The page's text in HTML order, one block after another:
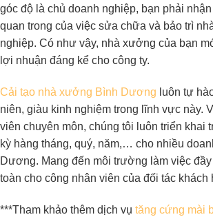
góc độ là chủ doanh nghiệp, bạn phải
quan trong của việc sửa chữa và bảo trì
nghiệp. Có như vậy, nhà xưởng của bạn
lợi nhuận đáng kể cho công ty.
Cải tạo nhà xưởng Bình Dương luôn tự
niên, giàu kinh nghiệm trong lĩnh vực này.
viên chuyên môn, chúng tôi luôn triển khai
kỳ hàng tháng, quý, năm,… cho nhiều
Dương. Mang đến môi trường làm việc
toàn cho công nhân viên của đối tác khách
***Tham khảo thêm dịch vụ tăng cứng mài